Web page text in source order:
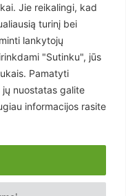
Jie reikalingi, kad
turinį bei
lankytojų
"Sutinku", jūs
Pamatyti
nuostatas galite
informacijos rasite
1497
619
teisės saugomos.